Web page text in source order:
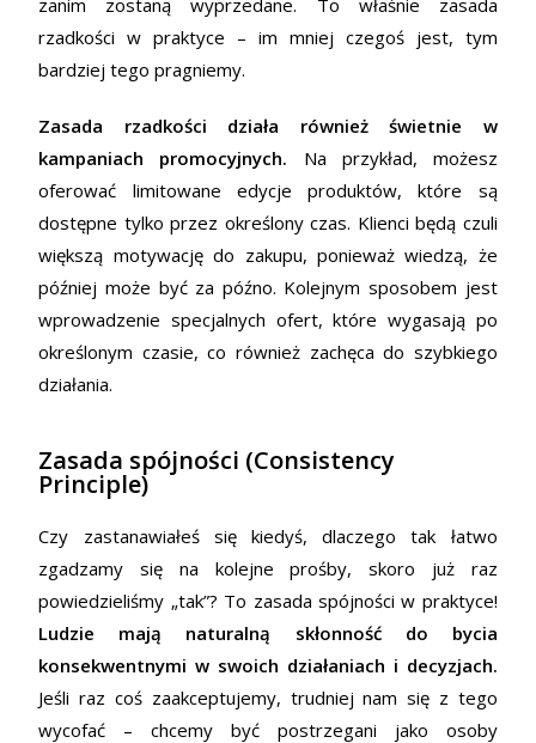
rzadkości w praktyce – im mniej czegoś jest, tym
bardziej tego pragniemy.
Zasada rzadkości działa również świetnie w
kampaniach promocyjnych. Na przykład, możesz
oferować limitowane edycje produktów, które są
dostępne tylko przez określony czas. Klienci będą czuli
większą motywację do zakupu, ponieważ wiedzą, że
później może być za późno. Kolejnym sposobem jest
wprowadzenie specjalnych ofert, które wygasają po
określonym czasie, co również zachęca do szybkiego
działania.
Zasada spójności (Consistency
Principle)
Czy zastanawiałeś się kiedyś, dlaczego tak łatwo
zgadzamy się na kolejne prośby, skoro już raz
powiedzieliśmy „tak”? To zasada spójności w praktyce!
Ludzie mają naturalną skłonność do bycia
konsekwentnymi w swoich działaniach i decyzjach.
Jeśli raz coś zaakceptujemy, trudniej nam się z tego
wycofać – chcemy być postrzegani jako osoby